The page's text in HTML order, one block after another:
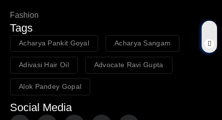
Fashion
Tags
Acharya Pankit Goyal Acharya Sangam
Adivasi Hair Oil Advocate Ravi Gupta
Alok Pandey Gopal
Social Media